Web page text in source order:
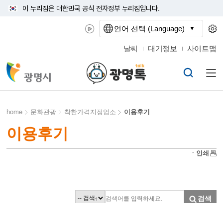
이 누리집은 대한민국 공식 전자정부 누리집입니다.
날씨 대기정보 사이트맵
home 문화관광 착한가격지정업소 이용후기
이용후기
ㆍ인쇄
검색
언어 선택 (Language)